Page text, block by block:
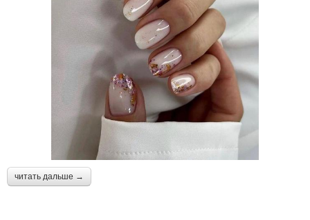
читать дальше →